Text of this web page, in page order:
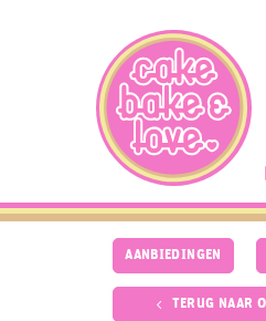
AANBIEDINGEN
TERUG NAAR